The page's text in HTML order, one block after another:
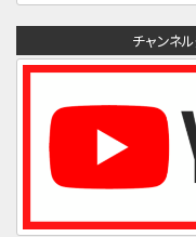
チャンネ